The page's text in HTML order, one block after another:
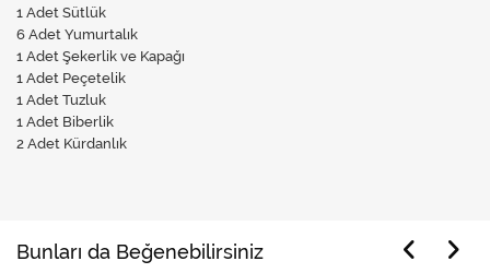
1 Adet Sütlük
6 Adet Yumurtalık
1 Adet Şekerlik ve Kapağı
1 Adet Peçetelik
1 Adet Tuzluk
1 Adet Biberlik
2 Adet Kürdanlık
Bunları da Beğenebilirsiniz